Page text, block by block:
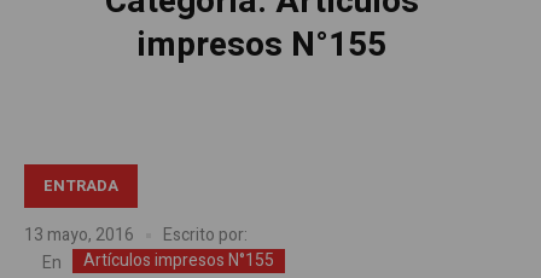
impresos N°155
ENTRADA
13 mayo, 2016
Escrito por:
En
Artículos impresos N°155